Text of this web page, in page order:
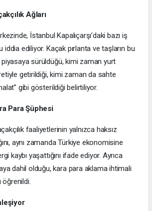
Ağları
İstanbul Kapalıçarşı’daki bazı iş
iddia ediliyor. Kaçak pırlanta ve taşların bu
sürüldüğü, kimi zaman yurt
getirildiği, kimi zaman da sahte
gibi gösterildiği belirtiliyor.
Para Şüphesi
faaliyetlerinin yalnızca haksız
aynı zamanda Türkiye ekonomisine
kaybı yaşattığını ifade ediyor. Ayrıca
dahil olduğu, kara para aklama ihtimali
öğrenildi.